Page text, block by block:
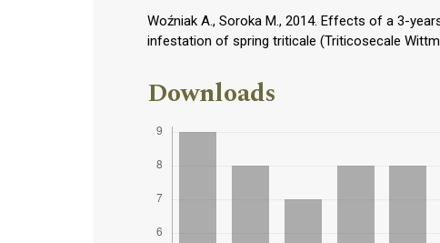
Woźniak A., Soroka M., 2014. Effects of a 3-
infestation of spring triticale (Triticosecale
Downloads